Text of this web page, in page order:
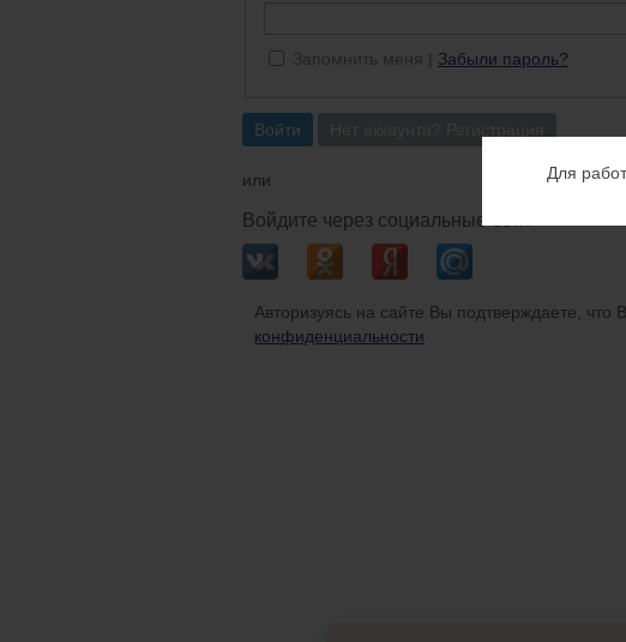
Для
Запомнить меня Забыли пароль?
Войти
или
Войдите через социальные сети
Авторизуясь на сайте Вы подтверждаете,
конфиденциальности